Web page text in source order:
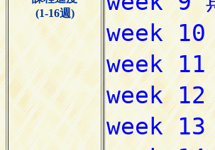
(1-16週)